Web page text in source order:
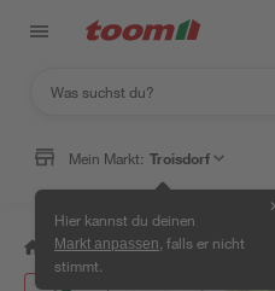
Mein Markt: Troisdorf
Hier kannst du deinen
Markt anpassen , falls er nicht
stimmt.
/ Garten & Freizeit / Erden,